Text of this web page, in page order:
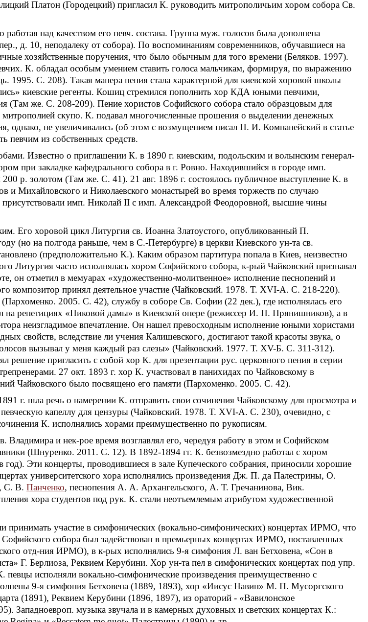
Платон (Городецкий) пригласил К. руководить митрополичьим хором собора Св.
над качеством его певч. состава. Группа муж. голосов была дополнена
д. 10, неподалеку от собора). По воспоминаниям современников, обучавшиеся на
хозяйственные поручения, что было обычным для того времени (Беляков. 1997).
К. обладал особым умением ставить голоса мальчикам, формируя, по выражению
С. 208). Такая манера пения стала характерной для киевской хоровой школы
киевские регенты. Кошиц стремился пополнить хор КДА юными певчими,
(Там же. С. 208-209). Пение хористов Софийского собора стало образцовым для
скупо. К. подавал многочисленные прошения о выделении денежных
однако, не увеличивались (об этом с возмущением писал Н. И. Компанейский в статье
певчим из собственных средств.
Известно о приглашении К. в 1890 г. киевским, подольским и волынским генерал-
при закладке кафедрального собора в г. Ровно. Находившийся в городе имп.
р. золотом (Там же. С. 41). 21 авг. 1896 г. состоялось публичное выступление К. в
и Михайловского и Николаевского монастырей во время торжеств по случаю
присутствовали имп. Николай II с имп. Александрой Феодоровной, высшие чины
Его хоровой цикл Литургия св. Иоанна Златоустого, опубликованный П.
(но на полгода раньше, чем в С.-Петербурге) в церкви Киевского ун-та св.
(предположительно К.). Каким образом партитура попала в Киев, неизвестно
Литургия часто исполнялась хором Софийского собора, к-рый Чайковский признавал
он отметил в мемуарах «художественно-молитвенное» исполнение песнопений и
композитор принял деятельное участие (Чайковский. 1978. Т. ХVI-А. С. 218-220).
2005. С. 42), службу в соборе Св. Софии (22 дек.), где исполнялась его
репетициях «Пиковой дамы» в Киевской опере (режиссер И. П. Прянишников), а в
неизгладимое впечатление. Он нашел превосходным исполнение юными хористами
свойств, вследствие ли учения Калишевского, достигают такой красоты звука, о
вызывал у меня каждый раз слезы» (Чайковский. 1977. Т. XV-Б. С. 311-312).
пригласить с собой хор К. для презентации рус. церковного пения в серии
27 окт. 1893 г. хор К. участвовал в панихидах по Чайковскому в
Чайковского было посвящено его памяти (Пархоменко. 2005. С. 42).
г. шла речь о намерении К. отправить свои сочинения Чайковскому для просмотра и
капеллу для цензуры (Чайковский. 1978. Т. XVI-A. С. 230), очевидно, с
К. исполнялись хорами преимущественно по рукописям.
и нек-рое время возглавлял его, чередуя работу в этом и Софийском
(Шнуренко. 2011. С. 12). В 1892-1894 гг. К. безвозмездно работал с хором
год). Эти концерты, проводившиеся в зале Купеческого собрания, приносили хорошие
университетского хора исполнялись произведения Дж. П. да Палестрины, О.
С. В. Панченко, песнопения А. А. Архангельского, А. Т. Гречанинова, Вик.
хора студентов под рук. К. стали неотъемлемым атрибутом художественной
принимать участие в симфонических (вокально-симфонических) концертах ИРМО, что
собора был задействован в премьерных концертах ИРМО, поставленных
отд-ния ИРМО), в к-рых исполнялись 9-я симфония Л. ван Бетховена, «Сон в
Г. Берлиоза, Реквием Керубини. Хор ун-та пел в симфонических концертах под упр.
исполняли вокально-симфонические произведения преимущественно с
9-я симфония Бетховена (1889, 1893), хор «Иисус Навин» М. П. Мусоргского
(1891), Реквием Керубини (1896, 1897), из ораторий - «Вавилонское
Западноевроп. музыка звучала и в камерных духовных и светских концертах К.: